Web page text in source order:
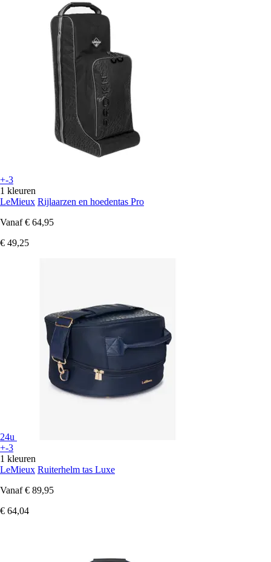
+-3
1 kleuren
LeMieux Rijlaarzen en hoedentas Pro
Vanaf € 64,95
€ 49,25
24u
+-3
1 kleuren
LeMieux Ruiterhelm tas Luxe
Vanaf € 89,95
€ 64,04